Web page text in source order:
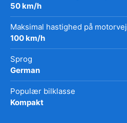
50 km/h
Maksimal hastighed på motorvej
100 km/h
Sprog
German
Populær bilklasse
Kompakt